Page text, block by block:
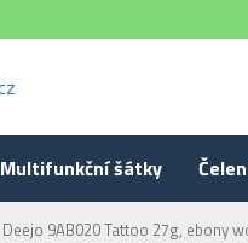
Multifunkční šátky
Deejo 9AB020 Tattoo 27g, ebony